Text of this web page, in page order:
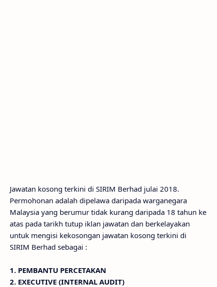
Jawatan kosong terkini di SIRIM Berhad julai 2018.
Permohonan adalah dipelawa daripada warganegara
Malaysia yang berumur tidak kurang daripada 18 tahun ke
atas pada tarikh tutup iklan jawatan dan berkelayakan
untuk mengisi kekosongan jawatan kosong terkini di
SIRIM Berhad sebagai :
1. PEMBANTU PERCETAKAN
2. EXECUTIVE (INTERNAL AUDIT)